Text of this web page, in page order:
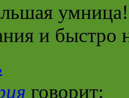
умница!
и быстро
говорит: